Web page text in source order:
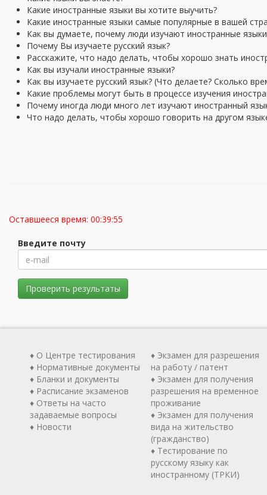
Какие иностранные языки вы хотите выучить?
Какие иностранные языки самые популярные в вашей
Как вы думаете, почему люди изучают иностранные
Почему Вы изучаете русский язык?
Расскажите, что надо делать, чтобы хорошо знать
Как вы изучали иностранные языки?
Как вы изучаете русский язык? (Что делаете? Сколько
Какие проблемы могут быть в процессе изучения
Почему иногда люди много лет изучают иностранный
Что надо делать, чтобы хорошо говорить на другом
Оставшееся время: 00:39:54
Введите почту
Проверить результаты
♦ О Центре тестирования
♦ Нормативные документы
♦ Бланки и документы
♦ Расписание экзаменов
♦ Ответы на часто
задаваемые вопросы
♦ Новости
♦ Экзамен для разрешения
на работу / патент
♦ Экзамен для получения
разрешения на временное
проживание
♦ Экзамен для получения
вида на жительство
(гражданство)
♦ Тестирование по
русскому языку как
иностранному (ТРКИ)